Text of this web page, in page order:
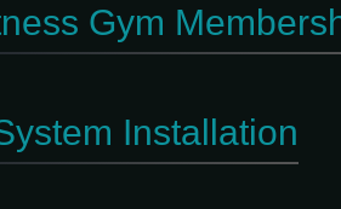
Gym
Installation